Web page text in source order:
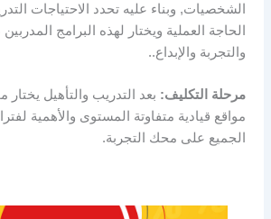
الشخصيات, وبناء عليه تحدد الاحتياجات
الحاجة العملية ويختار لهذه البرامج
والتجربة والإبداع..
مرحلة التكليف: بعد التدريب والتأهيل
مواقع قيادية متفاوتة المستوى والأهمية
الجميع على محك التجربة.